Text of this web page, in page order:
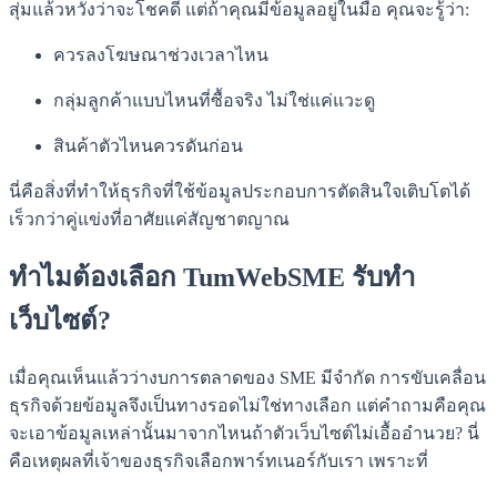
สุ่มแล้วหวังว่าจะโชคดี แต่ถ้าคุณมีข้อมูลอยู่ในมือ คุณจะรู้ว่า:
ควรลงโฆษณาช่วงเวลาไหน
กลุ่มลูกค้าแบบไหนที่ซื้อจริง ไม่ใช่แค่แวะดู
สินค้าตัวไหนควรดันก่อน
นี่คือสิ่งที่ทำให้ธุรกิจที่ใช้ข้อมูลประกอบการตัดสินใจเติบโตได้
เร็วกว่าคู่แข่งที่อาศัยแค่สัญชาตญาณ
ทำไมต้องเลือก TumWebSME รับทำ
เว็บไซต์?
เมื่อคุณเห็นแล้วว่างบการตลาดของ SME มีจำกัด การขับเคลื่อน
ธุรกิจด้วยข้อมูลจึงเป็นทางรอดไม่ใช่ทางเลือก แต่คำถามคือคุณ
จะเอาข้อมูลเหล่านั้นมาจากไหนถ้าตัวเว็บไซต์ไม่เอื้ออำนวย? นี่
คือเหตุผลที่เจ้าของธุรกิจเลือกพาร์ทเนอร์กับเรา เพราะที่